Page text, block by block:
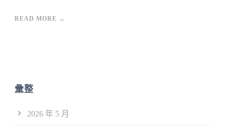
READ MORE →
彙整
2026 年 5 月